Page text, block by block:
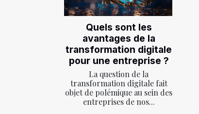
Quels sont les
avantages de la
transformation digitale
pour une entreprise ?
La question de la
transformation digitale fait
objet de polémique au sein des
entreprises de nos...